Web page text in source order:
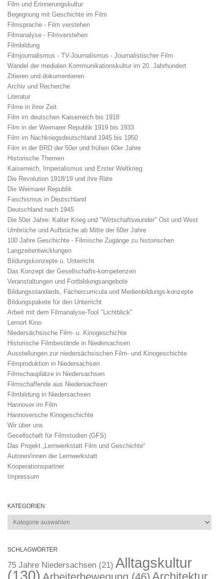
Film und Erinnerungskultur
Begegnung mit Geschichte im Film
Filmsprache - Film verstehen
Filmanalyse - Filmverstehen
Filmbildung
Filmjournalismus - TV-Journalismus - Journalistischer Film
Wandel der medialen Kommunikationskultur im 20. Jahrhundert
Zitieren und dokumentieren
Archiv und Recherche
Literatur
Filme in ihrer Zeit
Film im deutschen Kaiserreich bis 1918
Film in der Weimarer Republik 1919 bis 1933
Film im Nachkriegsdeutschland 1945 bis 1950
Film in der BRD der 50er und frühen 60er Jahre
Historische Themen
Kaiserreich, Imperialismus und Erster Weltkrieg
Die Revolution 1918/19 und ihre Räte
Die Weimarer Republik
Faschismus in Deutschland
Deutschland nach 1945
Die 50er Jahre: Kalter Krieg und "Wirtschaftswunder" Ost und West
Umbrüche und Aufbrüche ab Mitte der 60er Jahre
100 Jahre Geschichte - Filmische Zugänge zu historischen
Langzeitentwicklungen
Bildungskonzepte u. Unterricht
Das Konzept der Gesellschafts-kompetenzen
Veranstaltungen und Fortbildungsangebote
Bildungsstandards, Fächercurricula und Medienbildungs-konzepte
Bildungspakete für den Unterricht
Arbeit mit dem Filmanalyse-Tool "Lichtblick"
Lernort Kino
Niedersächsische Film- u. Kinogeschichte
Historische Filmbestände in Niedersachsen
Ausstellungen zur niedersächsischen Film- und Kinogeschichte
Filmproduktion in Niedersachsen
Filmschauplätze in Niedersachsen
Filmschaffende aus Niedersachsen
Filmbildung in Niedersachsen
Hannover im Film
Hannoversche Kinogeschichte
Wir über uns
Gesellschaft für Filmstudien (GFS)
Das Projekt „Lernwerkstatt Film und Geschichte“
Autoren/innen der Lernwerkstatt
Kooperationspartner
Impressum
KATEGORIEN
Kategorien
SCHLAGWÖRTER
75 Jahre Niedersachsen (21) Alltagskultur
(130)